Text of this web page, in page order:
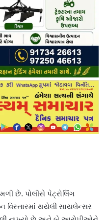
છે. પોલીસે પેટ્રોલિંગ
વિસ્તારમાં થયેલી સાયલેન્સર